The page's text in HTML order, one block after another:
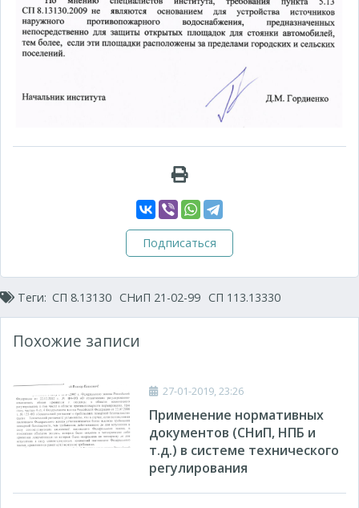
Подписаться
Теги: СП 8.13130 СНиП 21-02-99 СП 113.13330
Похожие записи
27-01-2019, 23:26
Применение нормативных
документов (СНиП, НПБ и
т.д.) в системе технического
регулирования